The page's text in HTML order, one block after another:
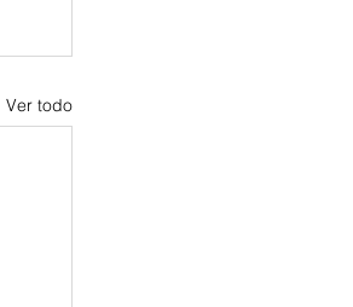
Ver todo